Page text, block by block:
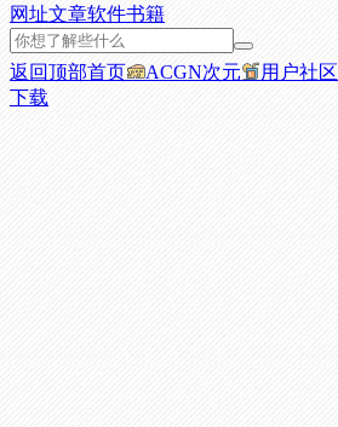
网址文章软件书籍
返回顶部首页 ACGN次元 用户社区
下载